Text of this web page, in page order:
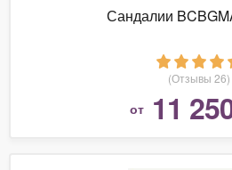
Сандалии
(Отзывы 26)
от 11